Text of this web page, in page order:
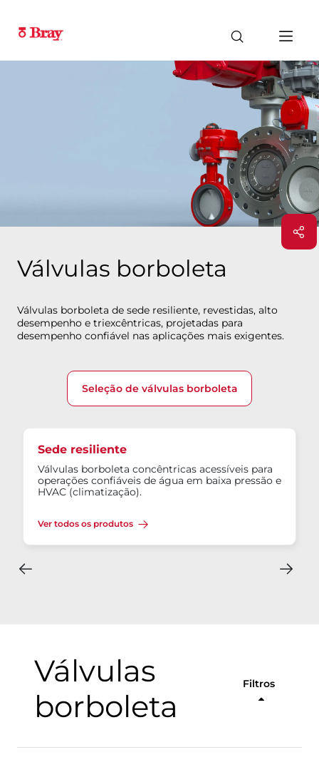
Válvulas borboleta
Válvulas borboleta de sede resiliente, revestidas, alto
desempenho e triexcêntricas, projetadas para
desempenho confiável nas aplicações mais exigentes.
Seleção de válvulas borboleta
Sede resiliente
Válvulas borboleta concêntricas acessíveis para
operações confiáveis de água em baixa pressão e
HVAC (climatização).
Ver todos os produtos
Válvulas
borboleta
Filtros